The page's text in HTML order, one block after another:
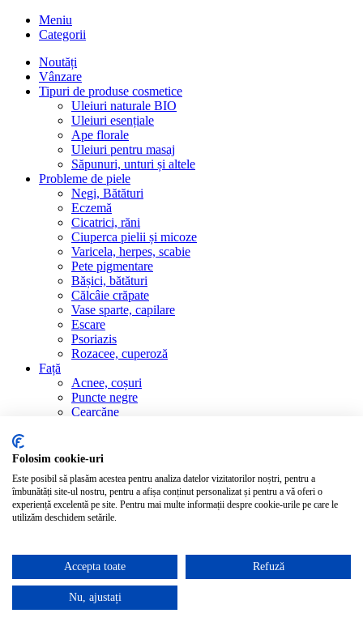
Meniu
Categorii
Noutăți
Vânzare
Tipuri de produse cosmetice
Uleiuri naturale BIO
Uleiuri esențiale
Ape florale
Uleiuri pentru masaj
Săpunuri, unturi și altele
Probleme de piele
Negi, Bătături
Eczemă
Cicatrici, răni
Ciuperca pielii și micoze
Varicela, herpes, scabie
Pete pigmentare
Bășici, bătături
Călcâie crăpate
Vase sparte, capilare
Escare
Psoriazis
Rozacee, cuperoză
Față
Acnee, coșuri
Puncte negre
Cearcăne
Buze, herpes labial
Femei, copii, păr
Îngrijire copii
Unghii
Femei gravide
Părul
Probleme feminine
Sânii femeilor
Folosim cookie-uri
Este posibil să plasăm acestea pentru analiza datelor vizitatorilor noștri, pentru a
îmbunătăți site-ul nostru, pentru a afișa conținut personalizat și pentru a vă oferi o
experiență excelentă pe site. Pentru mai multe informații despre cookie-urile pe care le
utilizăm deschidem setările.
Accepta toate Refuză
Nu, ajustați